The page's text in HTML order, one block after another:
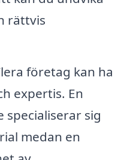
rättvis
företag kan ha
expertis. En
sig
medan en